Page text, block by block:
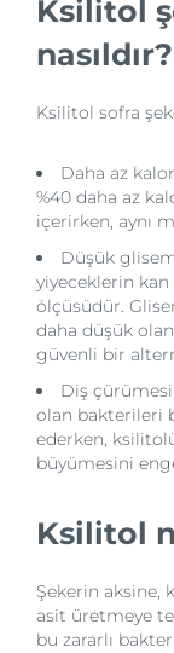
Ksilitol
nasıldır?
Ksilitol sofra
Daha az
%40 daha az
içerirken, aynı
Düşük
yiyeceklerin kan
ölçüsüdür.
daha düşük
güvenli bir
Diş
olan bakterileri
ederken,
büyümesini
Ksilitol
Şekerin aksine,
asit üretmeye
bu zararlı